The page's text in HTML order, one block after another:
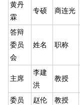
黄丹
霖
专硕 商连光
答辩
委员
会
姓名 职称
主席
李建
洪
教授
委员 赵伦 教授